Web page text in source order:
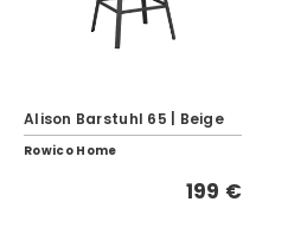
Alison Barstuhl 65 | Beige
Rowico Home
199 €